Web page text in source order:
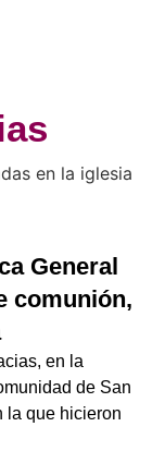
General
comunión,
en la
de San
la que hicieron